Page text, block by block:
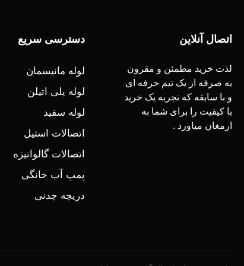
اتصال آنلاین
لذت خرید مطمئن و مقرون
به صرفه از یک تیم حرفه ای
و با سابقه که تجربه یک خرید
با کیفیت را برای شما به
ارمغان میاورد .
دسترسی سریع
لوله مانیسمان
لوله پلی اتیلن
لوله سفید
اتصالات استیل
اتصالات گالوانیزه
پمپ آب خانگی
دریچه چدنی